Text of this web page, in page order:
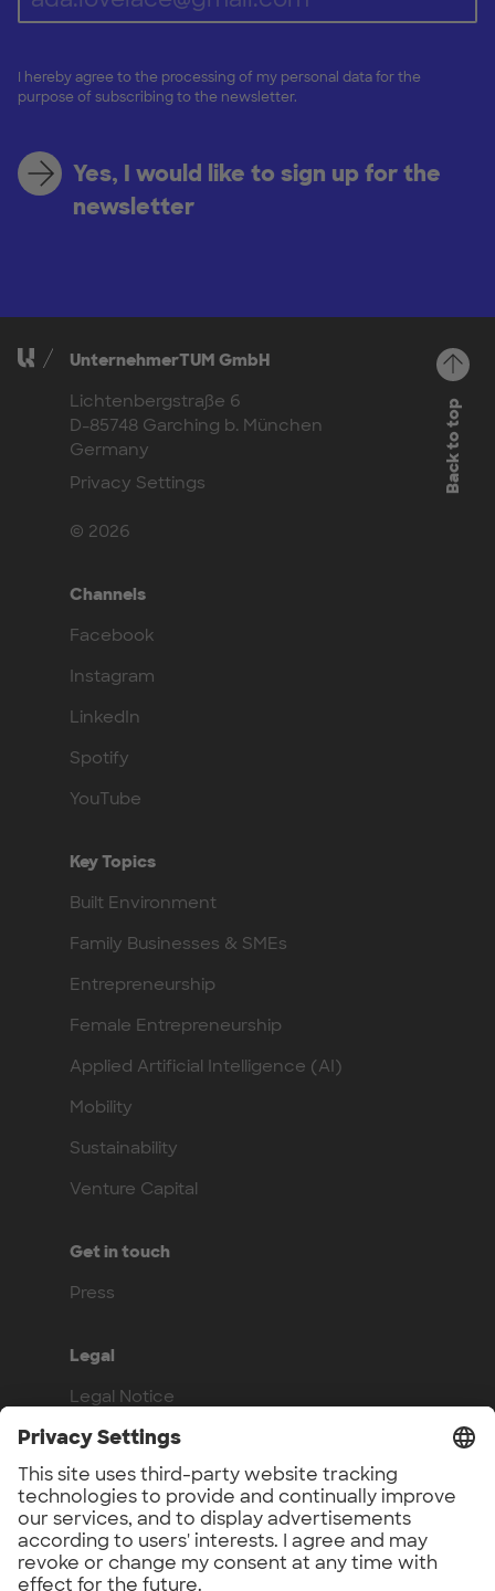
I hereby agree to the processing of my personal data for the
purpose of subscribing to the newsletter.
Yes, I would like to sign up for the
newsletter
UnternehmerTUM GmbH
Lichtenbergstraße 6
D-85748 Garching b. München
Germany
Privacy Settings
© 2026
Channels
Facebook
Instagram
LinkedIn
Spotify
YouTube
Key Topics
Built Environment
Family Businesses & SMEs
Entrepreneurship
Female Entrepreneurship
Applied Artificial Intelligence (AI)
Mobility
Sustainability
Venture Capital
Get in touch
Press
Legal
Legal Notice
Privacy Policy
Compliance
Work with us
Benefits
Back to top